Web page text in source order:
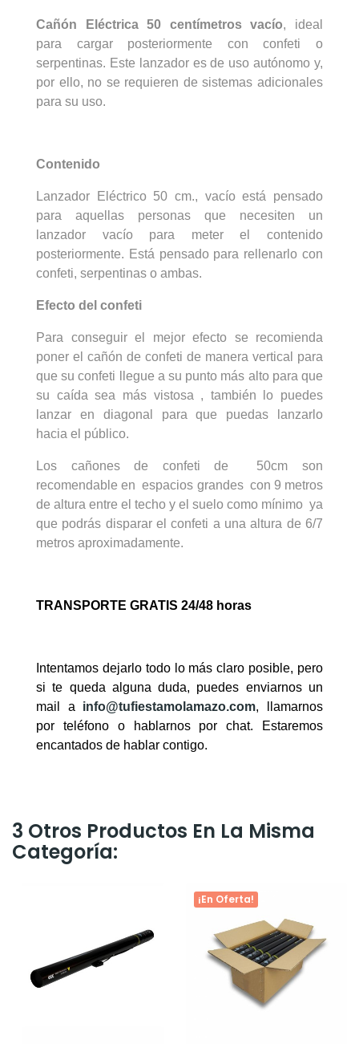
Cañón Eléctrica 50 centímetros vacío, ideal
para cargar posteriormente con confeti o
serpentinas. Este lanzador es de uso autónomo y,
por ello, no se requieren de sistemas adicionales
para su uso.
Contenido
Lanzador Eléctrico 50 cm., vacío está pensado
para aquellas personas que necesiten un
lanzador vacío para meter el contenido
posteriormente. Está pensado para rellenarlo con
confeti, serpentinas o ambas.
Efecto del confeti
Para conseguir el mejor efecto se recomienda
poner e l cañón de confeti de manera vertical para
que su confeti llegue a su punto más alto para que
su caída sea más vistosa , también lo puedes
lanzar en diagonal para que puedas lanzarlo
hacia el público.
Los cañones de confeti de 50cm son
recomendable en espacios grandes con 9 metros
de altura entre el techo y el suelo como mínimo ya
que podrás disparar el confeti a una altura de 6/7
metros aproximadamente.
TRANSPORTE GRATIS 24/48 horas
Intentamos dejarlo todo lo más claro posible, pero
si te queda alguna duda, puedes enviarnos un
mail a info@tufiestamolamazo.com, llamarnos
por teléfono o hablarnos por chat. Estaremos
encantados de hablar contigo.
3 Otros Productos En La Misma
Categoría:
¡En Oferta!